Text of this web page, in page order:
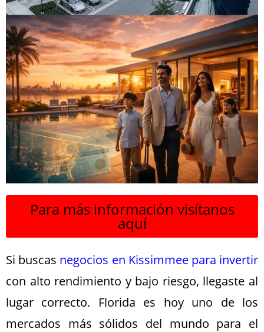
Para más información visítanos
aquí
Si buscas negocios en Kissimmee para invertir
con alto rendimiento y bajo riesgo, llegaste al
lugar correcto. Florida es hoy uno de los
mercados más sólidos del mundo para el